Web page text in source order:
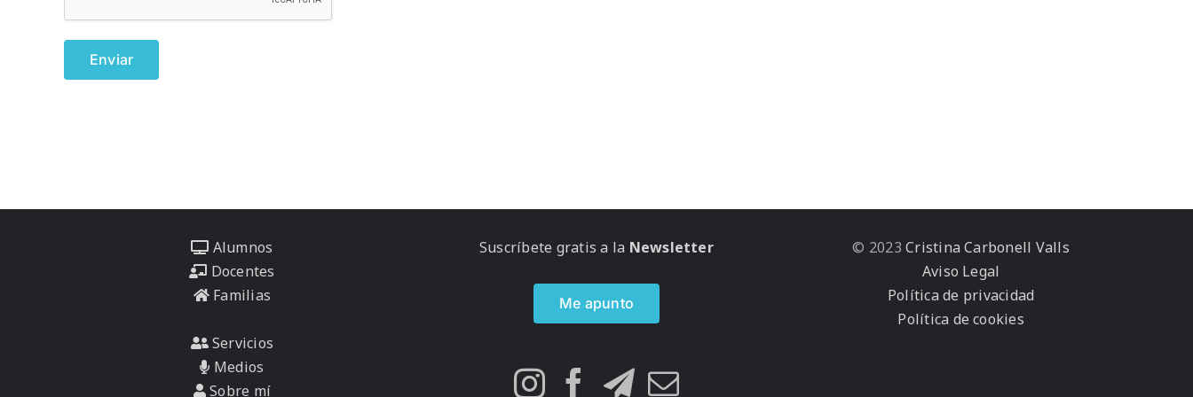
Alumnos
Docentes
Familias
Servicios
Medios
Sobre mí
Suscríbete gratis a la Newsletter
Me apunto
© 2023 Cristina Carbonell Valls
Aviso Legal
Política de privacidad
Política de cookies